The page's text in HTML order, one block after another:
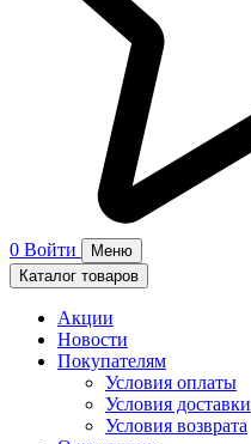
0 Войти
Меню
Каталог товаров
Акции
Новости
Покупателям
Условия оплаты
Условия доставки
Условия возврата